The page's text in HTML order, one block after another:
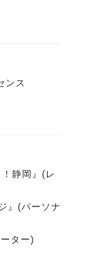
ンス
静岡』(レ
』(パーソナ
ター)